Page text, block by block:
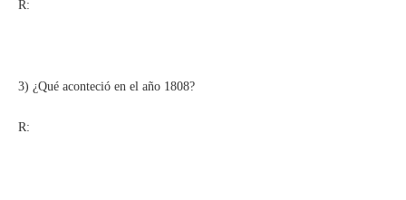
R:
3) ¿Qué aconteció en el año 1808?
R: